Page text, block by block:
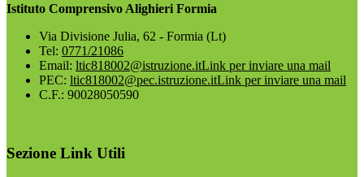
Istituto Comprensivo Alighieri Formia
Via Divisione Julia, 62 - Formia (Lt)
Tel: 0771/21086
Email: ltic818002@istruzione.itLink per inviare una mail
PEC: ltic818002@pec.istruzione.itLink per inviare una mail
C.F.: 90028050590
Sezione Link Utili